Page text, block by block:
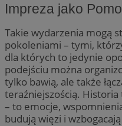
Impreza jako
Takie wydarzenia mogą
pokoleniami – tymi,
dla których to jedynie
podejściu można
tylko bawią, ale także
teraźniejszością.
– to emocje,
budują więzi i